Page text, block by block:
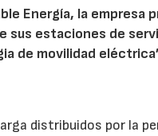
Energía, la empresa
sus estaciones de
de movilidad
distribuidos por la